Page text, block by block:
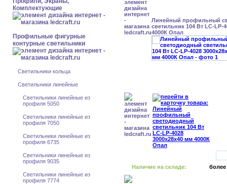
Комплектующие
Профильные фигурные
контурные светильники
Светильники кольца
Светильники линейные
Светильники линейные из
профиля 5050
Светильники линейные из
профиля 7050
Светильники линейные из
профиля 6735
Светильники линейные из
профиля 9035
Светильники линейные из
профиля 7774
Линейный профильный
светильник 104 Вт LC-LP-
4000К Опал
Наличие на складе: более